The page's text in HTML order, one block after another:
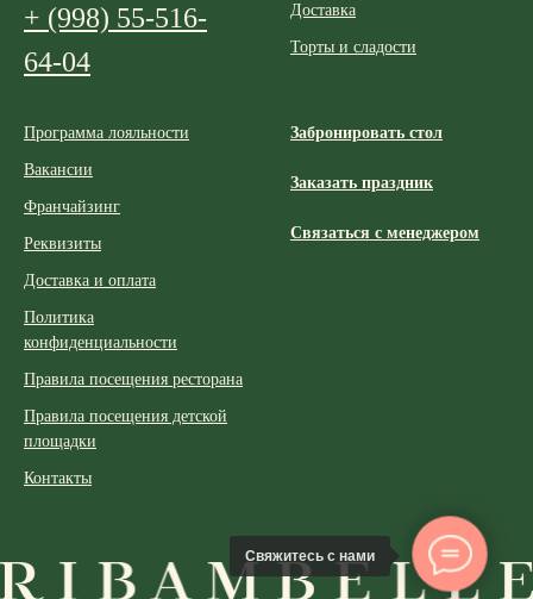
+ (998) 55-516-
64-04
Доставка
Торты и сладости
Программа лояльности
Вакансии
Франчайзинг
Реквизиты
Доставка и оплата
Политика
конфиденциальности
Правила посещения ресторана
Правила посещения детской
площадки
Контакты
Забронировать стол
Заказать праздник
Связаться с менеджером
Свяжитесь с нами